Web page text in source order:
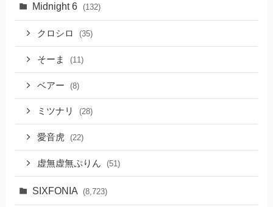
Midnight 6 (132)
クロシロ (35)
そーま (11)
ベアー (8)
ミツナリ (28)
愛音虎 (22)
虚無虚無ぷりん (51)
SIXFONIA (8,723)